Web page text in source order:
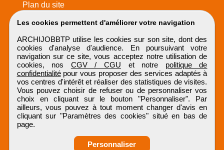
Les cookies permettent d'améliorer votre navigation
ARCHIJOBBTP utilise les cookies sur son site, dont des
cookies d'analyse d'audience. En poursuivant votre
navigation sur ce site, vous acceptez notre utilisation de
cookies, nos CGV / CGU et notre politique de
confidentialitépour vous proposer des services adaptés à
vos centres d'intérêt et réaliser des statistiques de visites.
Vous pouvez choisir de refuser ou de personnaliser vos
choix en cliquant sur le bouton "Personnaliser". Par
ailleurs, vous pouvez à tout moment changer d'avis en
cliquant sur "Paramètres des cookies" situé en bas de
page.
Personnaliser
Plan du site